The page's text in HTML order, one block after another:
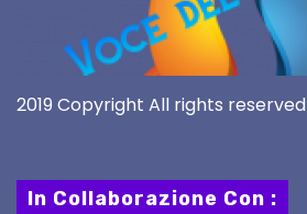
2019 Copyright All rights reserved
In Collaborazione Con :